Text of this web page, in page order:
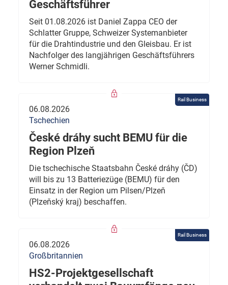
Geschäftsführer
Seit 01.08.2026 ist Daniel Zappa CEO der
Schlatter Gruppe, Schweizer Systemanbieter
für die Drahtindustrie und den Gleisbau. Er ist
Nachfolger des langjährigen Geschäftsführers
Werner Schmidli.
Rail Business
06.08.2026
Tschechien
České dráhy sucht BEMU für die
Region Plzeň
Die tschechische Staatsbahn České dráhy (ČD)
will bis zu 13 Batteriezüge (BEMU) für den
Einsatz in der Region um Pilsen/Plzeň
(Plzeňský kraj) beschaffen.
Rail Business
06.08.2026
Großbritannien
HS2-Projektgesellschaft